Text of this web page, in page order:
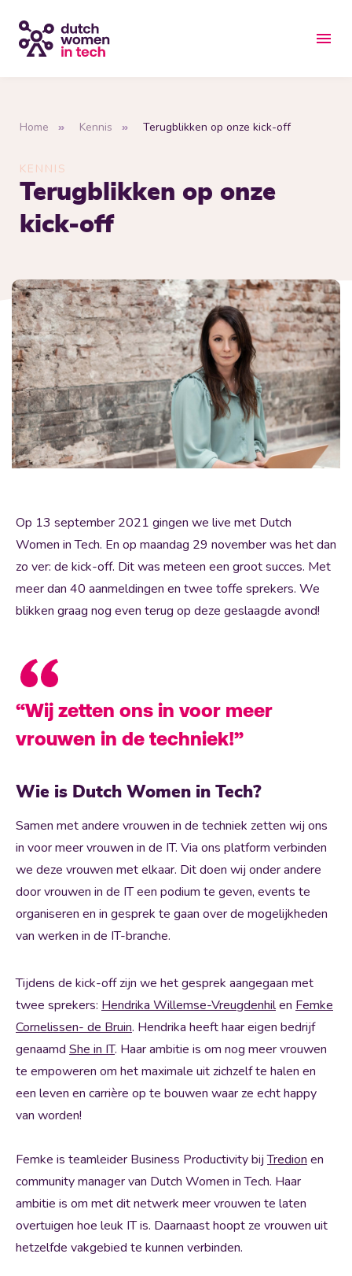
Home Kennis Terugblikken op onze kick-off
KENNIS
Terugblikken op onze
kick-off
Op 13 september 2021 gingen we live met Dutch
Women in Tech. En op maandag 29 november was het dan
zo ver: de kick-off. Dit was meteen een groot succes. Met
meer dan 40 aanmeldingen en twee toffe sprekers. We
blikken graag nog even terug op deze geslaagde avond!
“Wij zetten ons in voor meer
vrouwen in de techniek!”
Wie is Dutch Women in Tech?
Samen met andere vrouwen in de techniek zetten wij ons
in voor meer vrouwen in de IT. Via ons platform verbinden
we deze vrouwen met elkaar. Dit doen wij onder andere
door vrouwen in de IT een podium te geven, events te
organiseren en in gesprek te gaan over de mogelijkheden
van werken in de IT-branche.
Tijdens de kick-off zijn we het gesprek aangegaan met
twee sprekers: Hendrika Willemse-Vreugdenhilen Femke
Cornelissen- de Bruin. Hendrika heeft haar eigen bedrijf
genaamd She in IT. Haar ambitie is om nog meer vrouwen
te empoweren om het maximale uit zichzelf te halen en
een leven en carrière op te bouwen waar ze echt happy
van worden!
Femke is teamleider Business Productivity bijTredion en
community manager van Dutch Women in Tech. Haar
ambitie is om met dit netwerk meer vrouwen te laten
overtuigen hoe leuk IT is. Daarnaast hoopt ze vrouwen uit
hetzelfde vakgebied te kunnen verbinden.